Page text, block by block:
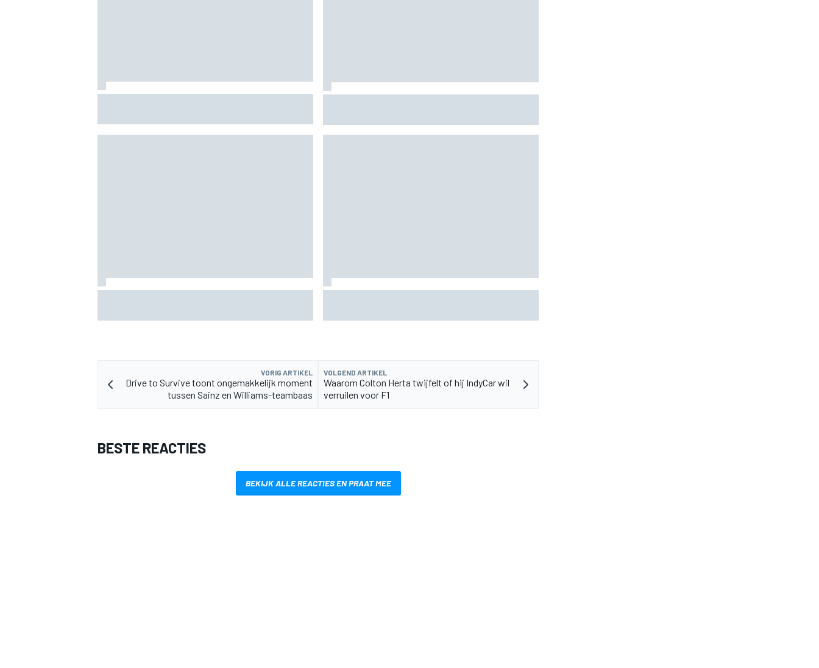
VORIG ARTIKEL
Drive to Survive toont ongemakkelijk moment
tussen Sainz en Williams-teambaas
VOLGEND ARTIKEL
Waarom Colton Herta twijfelt of hij IndyCar wil
verruilen voor F1
BESTE REACTIES
BEKIJK ALLE REACTIES EN PRAAT MEE